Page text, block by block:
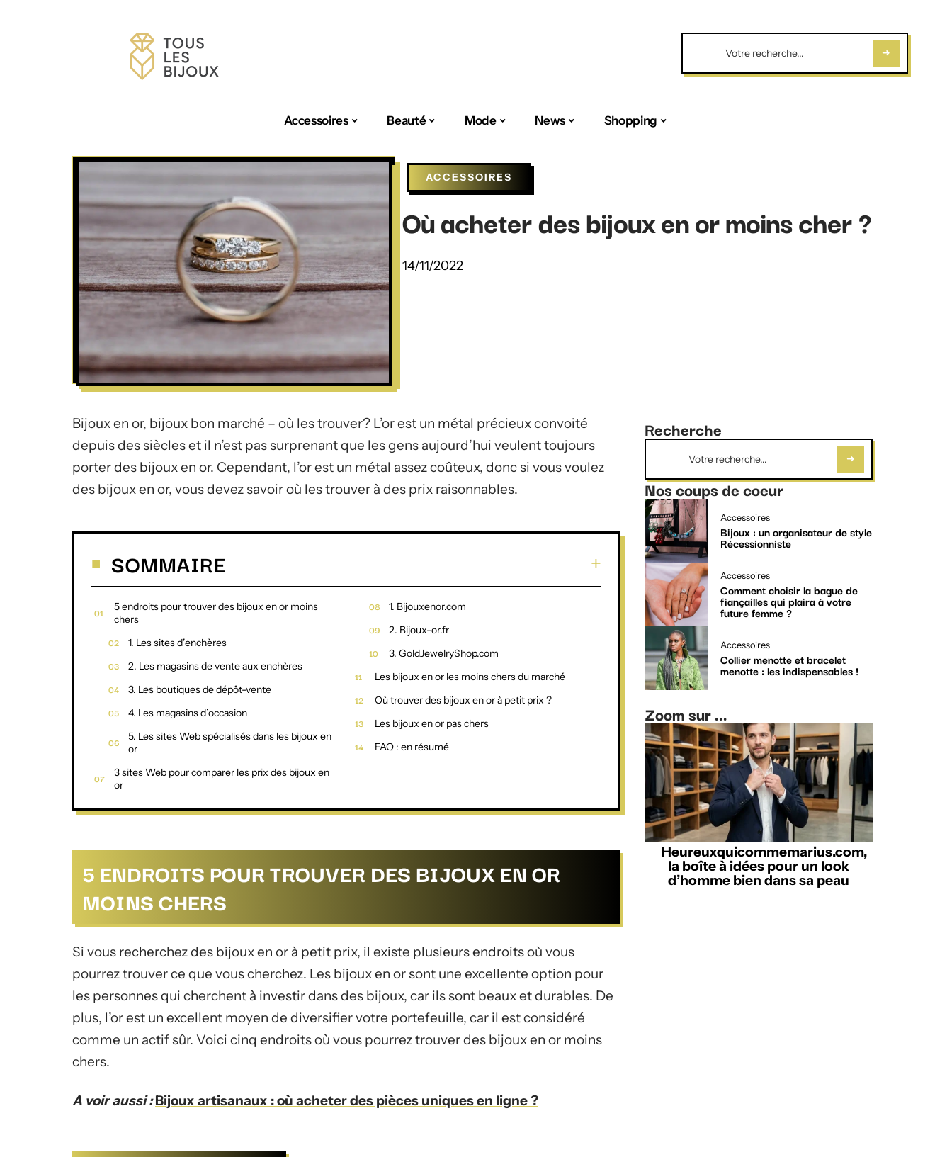
Accessoires Beauté Mode News Shopping
ACCESSOIRES
Où acheter des bijoux en or moins cher ?
14/11/2022
Bijoux en or, bijoux bon marché – où les trouver? L’or est un métal précieux convoité
depuis des siècles et il n’est pas surprenant que les gens aujourd’hui veulent toujours
porter des bijoux en or. Cependant, l’or est un métal assez coûteux, donc si vous voulez
des bijoux en or, vous devez savoir où les trouver à des prix raisonnables.
SOMMAIRE
5 endroits pour trouver des bijoux en or moins
chers
1. Les sites d’enchères
2. Les magasins de vente aux enchères
3. Les boutiques de dépôt-vente
4. Les magasins d’occasion
5. Les sites Web spécialisés dans les bijoux en
or
3 sites Web pour comparer les prix des bijoux en
or
1. Bijouxenor.com
2. Bijoux-or.fr
3. GoldJewelryShop.com
Les bijoux en or les moins chers du marché
Où trouver des bijoux en or à petit prix ?
Les bijoux en or pas chers
FAQ : en résumé
5 ENDROITS POUR TROUVER DES BIJOUX EN OR
MOINS CHERS
Si vous recherchez des bijoux en or à petit prix, il existe plusieurs endroits où vous
pourrez trouver ce que vous cherchez. Les bijoux en or sont une excellente option pour
les personnes qui cherchent à investir dans des bijoux, car ils sont beaux et durables. De
plus, l’or est un excellent moyen de diversifier votre portefeuille, car il est considéré
comme un actif sûr. Voici cinq endroits où vous pourrez trouver des bijoux en or moins
chers.
A voir aussi : Bijoux artisanaux : où acheter des pièces uniques en ligne ?
Recherche
Nos coups de coeur
Accessoires
Bijoux : un organisateur de style
Récessionniste
Accessoires
Comment choisir la bague de
fiançailles qui plaira à votre
future femme ?
Accessoires
Collier menotte et bracelet
menotte : les indispensables !
Zoom sur ...
Heureuxquicommemarius.com,
la boîte à idées pour un look
d’homme bien dans sa peau